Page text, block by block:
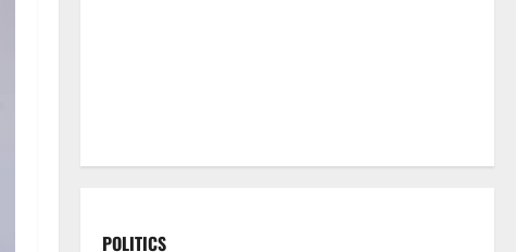
POLITICS